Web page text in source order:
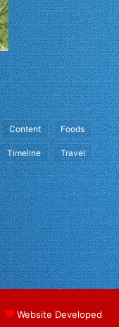
Content Foods
Timeline Travel
Website Developed